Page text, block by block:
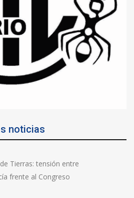
noticias
Tierras: tensión entre
frente al Congreso